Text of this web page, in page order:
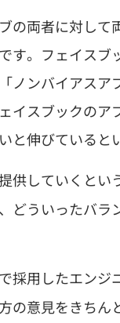
の両者に対して
す。フェイス
ノンバイアス
イスブックの
伸びていると
供していくと
どういったバ
採用したエンジ
の意見をきち